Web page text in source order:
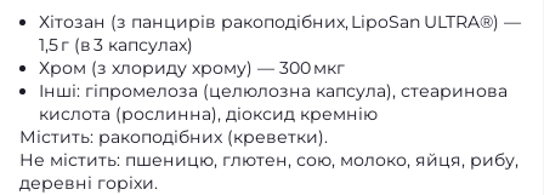
Хітозан (з панцирів ракоподібних, LipoSan ULTRA®) —
1,5 г (в 3 капсулах)
Хром (з хлориду хрому) — 300 мкг
Інші: гіпромелоза (целюлозна капсула), стеаринова
кислота (рослинна), діоксид кремнію
Містить: ракоподібних (креветки).
Не містить: пшеницю, глютен, сою, молоко, яйця, рибу,
деревні горіхи.